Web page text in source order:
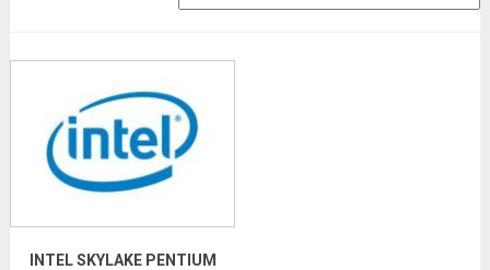
INTEL SKYLAKE PENTIUM